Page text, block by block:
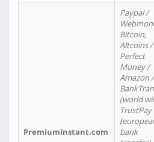
PremiumInstant.com
Paypal /
Bitcoin,
Altcoins /
Perfect
Money /
Amazon /
(world
TrustPay
bank